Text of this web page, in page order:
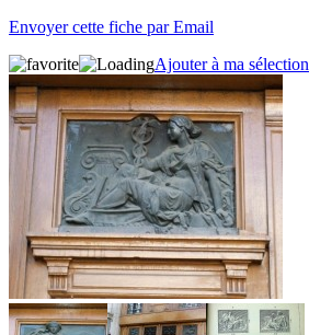
Envoyer cette fiche par Email
Ajouter à ma sélection